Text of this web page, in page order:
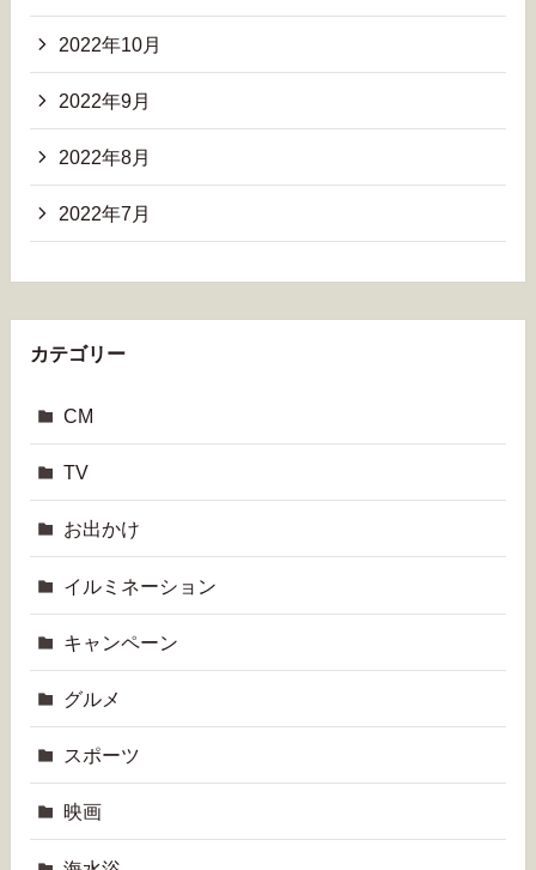
2022年10月
2022年9月
2022年8月
2022年7月
カテゴリー
CM
TV
お出かけ
イルミネーション
キャンペーン
グルメ
スポーツ
映画